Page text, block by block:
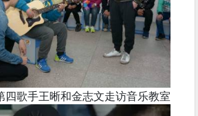
歌手王晰和金志文走访音乐教室